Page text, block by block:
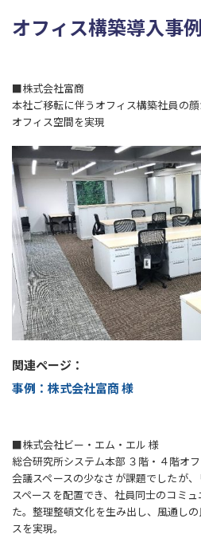
オフィス構築導入事例
■株式会社富商
本社ご移転に伴うオフィス構築社員の
オフィス空間を実現
関連ページ：
事例：株式会社富商 様
■株式会社ビー・エム・エル 様
総合研究所システム本部 ３階・４階オ
会議スペースの少なさが課題でしたが
スペースを配置でき、社員同士のコミ
た。整理整頓文化を生み出し、風通し
スを実現。